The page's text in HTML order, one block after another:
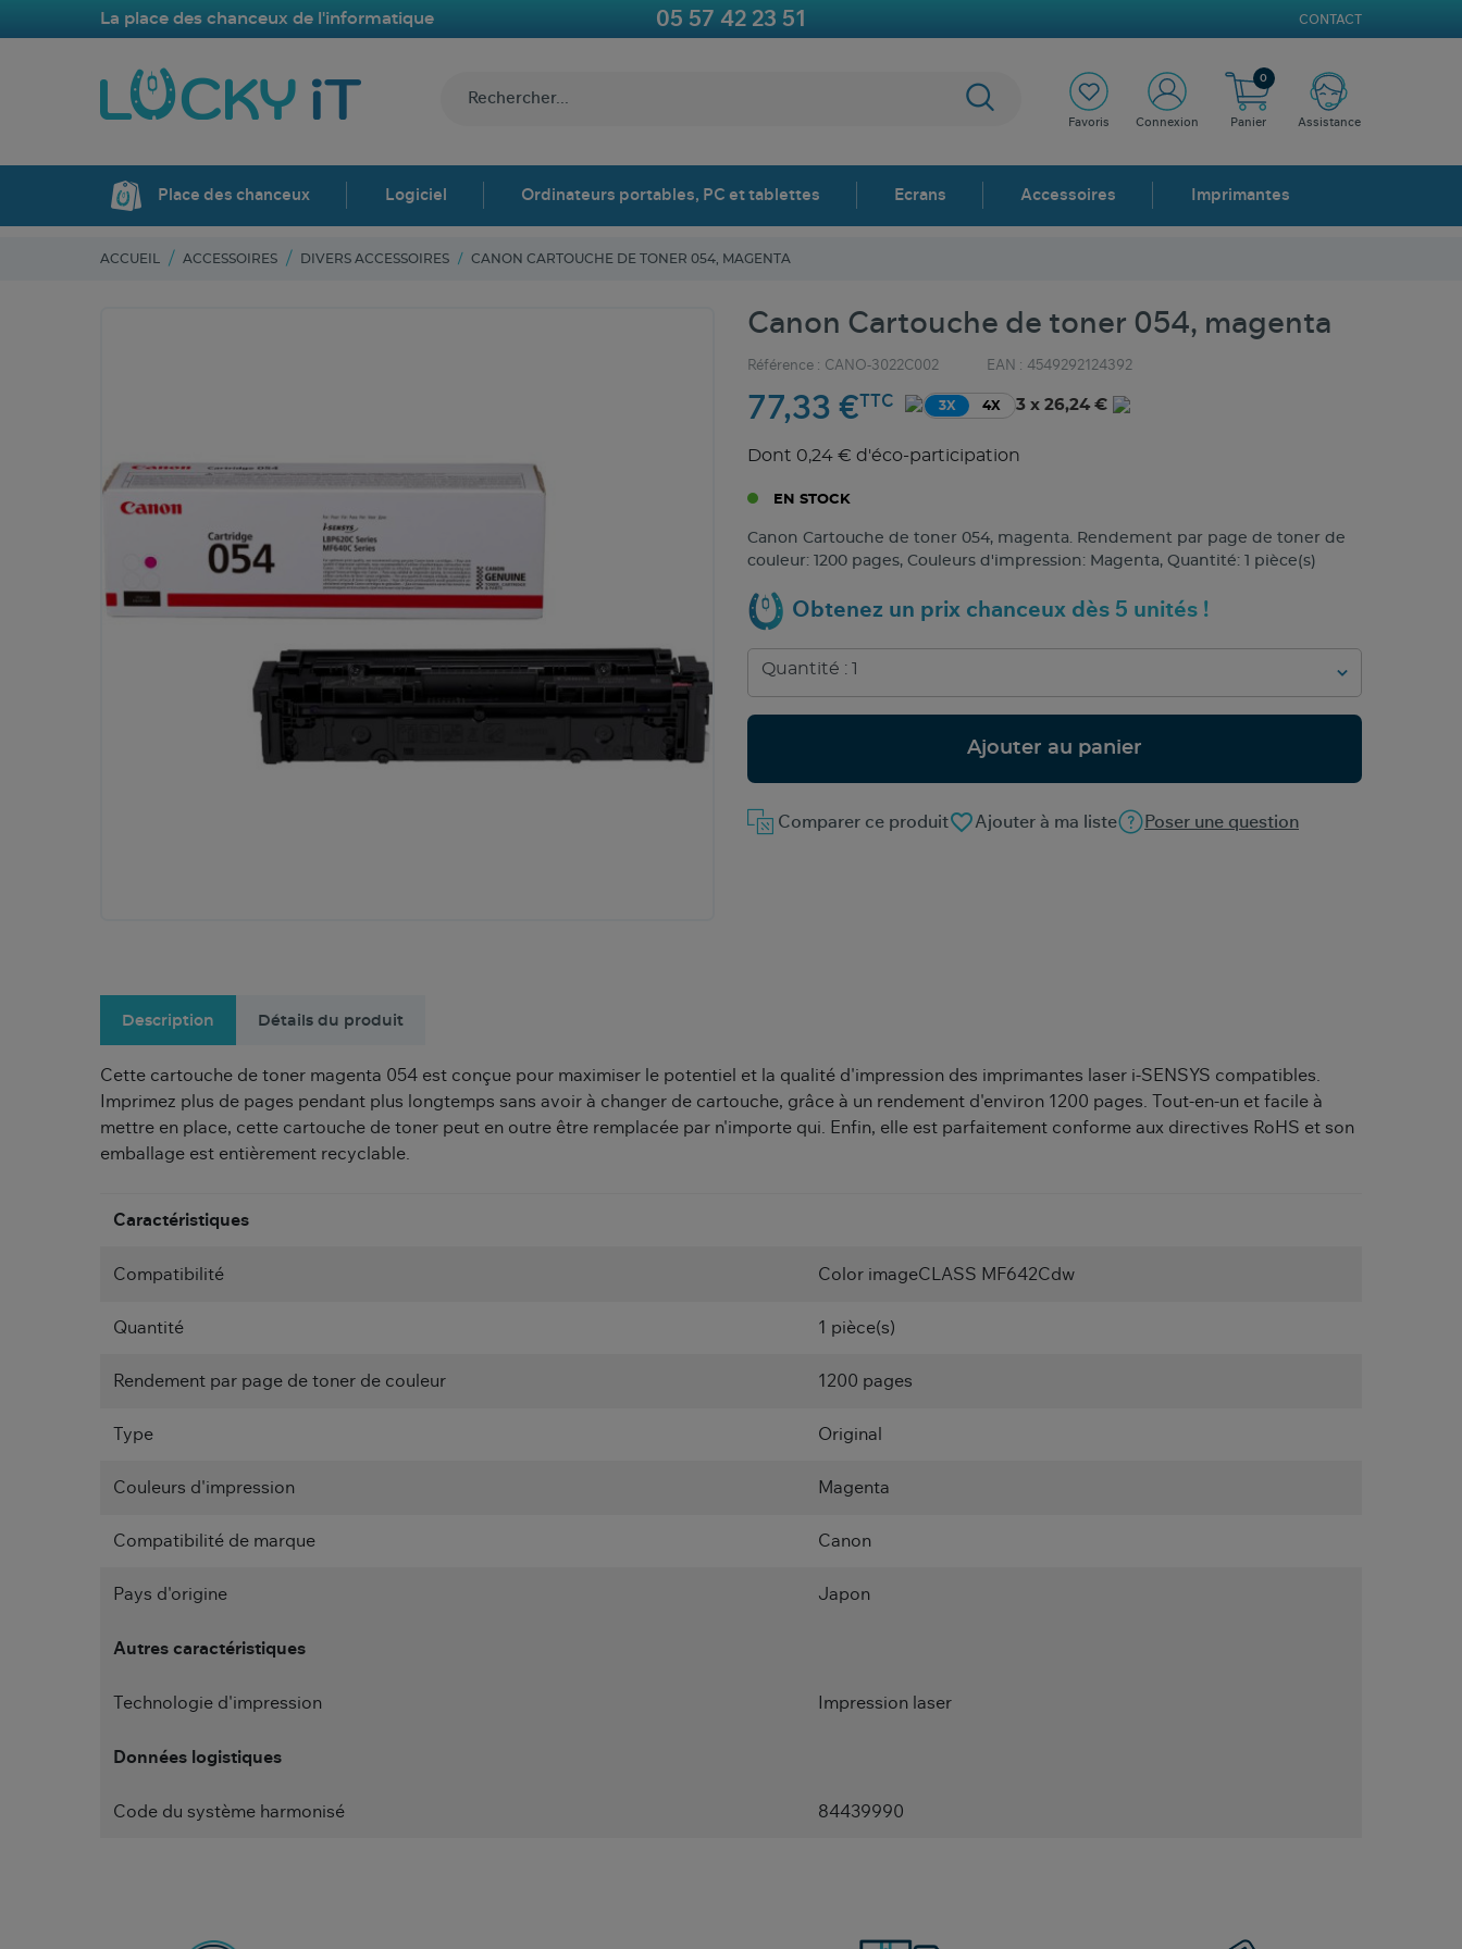
La place des chanceux de l'informatique 05 57 42 23 51 CONTACT
Favoris Connexion Panier
0
Assistance
Place des chanceux Logiciel Ordinateurs portables, PC et tablettes Ecrans Accessoires Imprimantes
ACCUEIL ACCESSOIRES DIVERS ACCESSOIRES CANON CARTOUCHE DE TONER 054, MAGENTA
Canon Cartouche de toner 054, magenta
Référence : CANO-3022C002 EAN : 4549292124392
77,33 €TTC 3X 4X 3 x 26,24 €
Dont 0,24 € d'éco-participation
EN STOCK
Canon Cartouche de toner 054, magenta. Rendement par page de toner de
couleur: 1200 pages, Couleurs d'impression: Magenta, Quantité: 1 pièce(s)
Obtenez un prix chanceux dès 5 unités !
Ajouter au panier
favorite_borderAjouter à ma liste Poser une question
Comparer ce produit
Description Détails du produit
Cette cartouche de toner magenta 054 est conçue pour maximiser le potentiel et la qualité d'impression des imprimantes laser i-SENSYS compatibles.
Imprimez plus de pages pendant plus longtemps sans avoir à changer de cartouche, grâce à un rendement d'environ 1200 pages. Tout-en-un et facile à
mettre en place, cette cartouche de toner peut en outre être remplacée par n'importe qui. Enfin, elle est parfaitement conforme aux directives RoHS et son
emballage est entièrement recyclable.
Caractéristiques
Compatibilité Color imageCLASS MF642Cdw
Quantité 1 pièce(s)
Rendement par page de toner de couleur 1200 pages
Type Original
Couleurs d'impression Magenta
Compatibilité de marque Canon
Pays d'origine Japon
Autres caractéristiques
Technologie d'impression Impression laser
Données logistiques
Code du système harmonisé 84439990